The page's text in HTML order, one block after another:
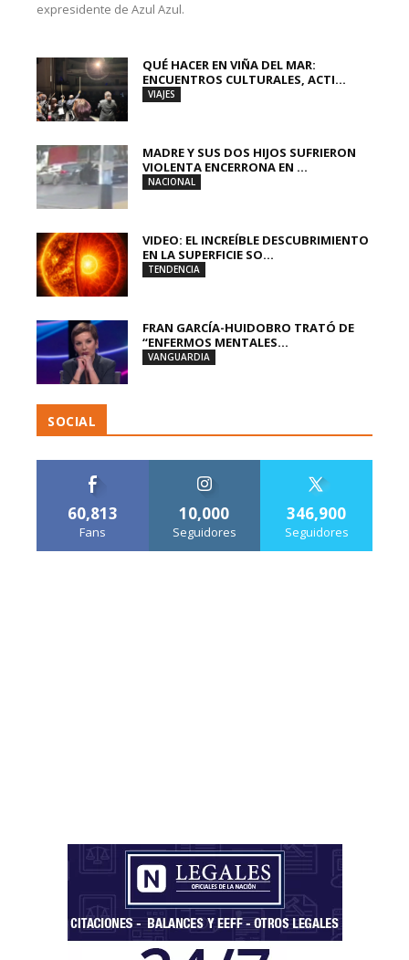
expresidente de Azul Azul.
QUÉ HACER EN VIÑA DEL MAR:
ENCUENTROS CULTURALES, ACTI...
VIAJES
MADRE Y SUS DOS HIJOS SUFRIERON
VIOLENTA ENCERRONA EN ...
NACIONAL
VIDEO: EL INCREÍBLE DESCUBRIMIENTO
EN LA SUPERFICIE SO...
TENDENCIA
FRAN GARCÍA-HUIDOBRO TRATÓ DE
“ENFERMOS MENTALES...
VANGUARDIA
SOCIAL
60,813
Fans
10,000
Seguidores
346,900
Seguidores